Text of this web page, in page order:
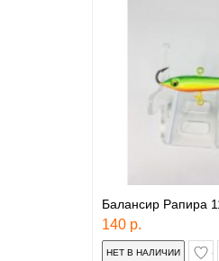
Балансир Рапира
140 р.